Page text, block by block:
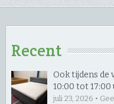
Recent
Ook tijdens de
10:00 tot 17:00
juli 23, 2026 •